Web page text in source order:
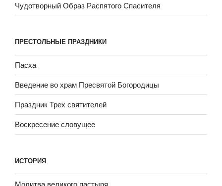
Чудотворный Образ Распятого Спасителя
ПРЕСТОЛЬНЫЕ ПРАЗДНИКИ
Пасха
Введение во храм Пресвятой Богородицы
Праздник Трех святителей
Воскресение словущее
ИСТОРИЯ
Молитва великого пастыря